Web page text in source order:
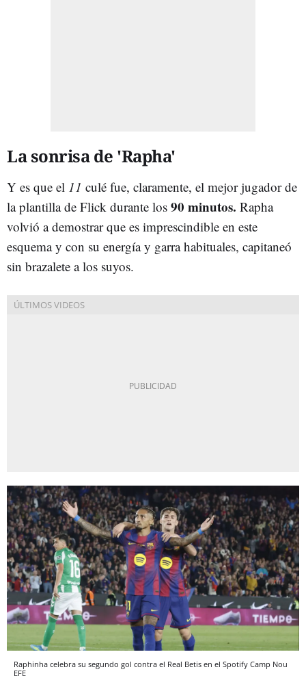
La sonrisa de 'Rapha'
Y es que el 11 culé fue, claramente, el mejor jugador de
la plantilla de Flick durante los 90 minutos. Rapha
volvió a demostrar que es imprescindible en este
esquema y con su energía y garra habituales, capitaneó
sin brazalete a los suyos.
Raphinha celebra su segundo gol contra el Real Betis en el Spotify Camp Nou
EFE